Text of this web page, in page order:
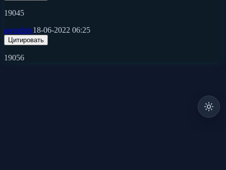
19045
aweafsrg18-06-2022 06:25
Цитировать
19056